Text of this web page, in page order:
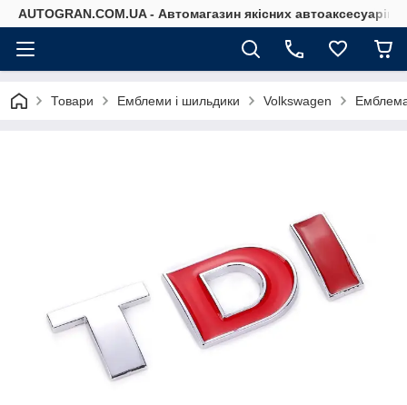
AUTOGRAN.COM.UA - Автомагазин якісних автоаксесуарів
Товари Емблеми і шильдики Volkswagen